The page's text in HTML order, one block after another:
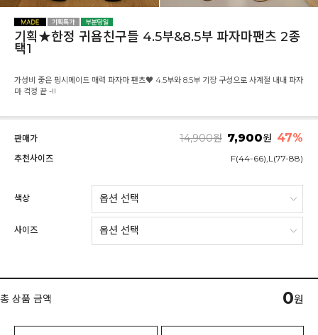
기획★한정 귀욤친구들 4.5부&8.5부 파자마팬츠 2종
택1
가성비 좋은 핑시메이드 매력 파자마 팬츠♥ 4.5부와 8.5부 기장 구성으로 사계절 내내 파자
마 걱정 끝 -!!
판매가 14,900원 7,900원 47%
추천사이즈 F(44-66),L(77-88)
색상
사이즈
총 상품 금액 0원